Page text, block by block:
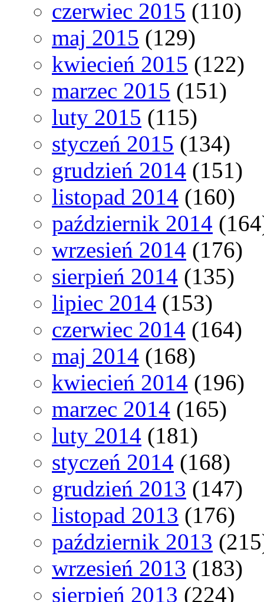
czerwiec 2015 (110)
maj 2015 (129)
kwiecień 2015 (122)
marzec 2015 (151)
luty 2015 (115)
styczeń 2015 (134)
grudzień 2014 (151)
listopad 2014 (160)
październik 2014
wrzesień 2014 (176)
sierpień 2014 (135)
lipiec 2014 (153)
czerwiec 2014 (164)
maj 2014 (168)
kwiecień 2014 (196)
marzec 2014 (165)
luty 2014 (181)
styczeń 2014 (168)
grudzień 2013 (147)
listopad 2013 (176)
październik 2013
wrzesień 2013 (183)
sierpień 2013 (224)